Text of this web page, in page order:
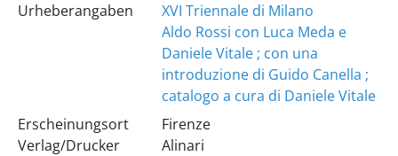
Urheberangaben
XVI Triennale di Milano
Aldo Rossi con Luca Meda e
Daniele Vitale ; con una
introduzione di Guido Canella ;
catalogo a cura di Daniele Vitale
Erscheinungsort
Verlag/Drucker
Firenze
Alinari